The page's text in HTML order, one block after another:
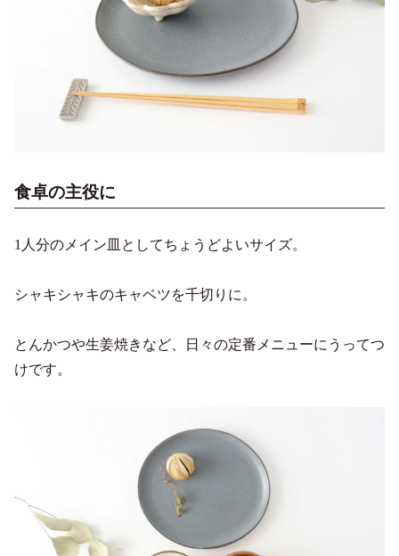
食卓の主役に
1人分のメイン皿としてちょうどよいサイズ。
シャキシャキのキャベツを千切りに。
とんかつや生姜焼きなど、日々の定番メニューにうってつ
けです。